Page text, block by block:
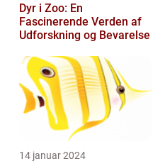
Dyr i Zoo: En
Fascinerende Verden af
Udforskning og Bevarelse
14 januar 2024